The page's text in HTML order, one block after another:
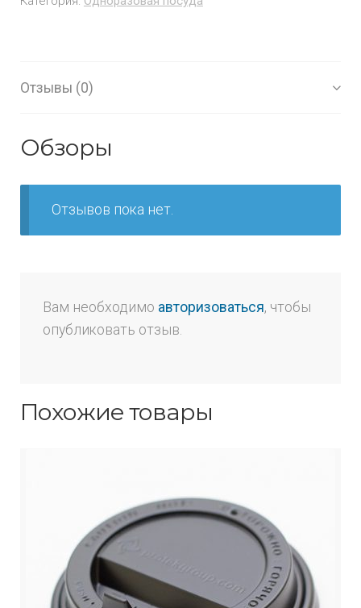
Отзывы (0)
Обзоры
Отзывов пока нет.
Вам необходимо авторизоваться, чтобы
опубликовать отзыв.
Похожие товары